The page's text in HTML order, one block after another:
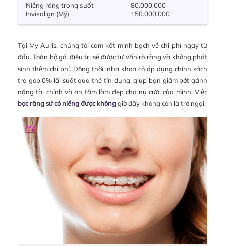
Niềng răng trong suốt
Invisalign (Mỹ)
80.000.000 –
150.000.000
Tại My Auris, chúng tôi cam kết minh bạch về chi phí ngay từ
đầu. Toàn bộ gói điều trị sẽ được tư vấn rõ ràng và không phát
sinh thêm chi phí. Đồng thời, nha khoa có áp dụng chính sách
trả góp 0% lãi suất qua thẻ tín dụng, giúp bạn giảm bớt gánh
nặng tài chính và an tâm làm đẹp cho nụ cười của mình. Việc
bọc răng sứ có niềng được khônggiờ đây không còn là trở ngại.